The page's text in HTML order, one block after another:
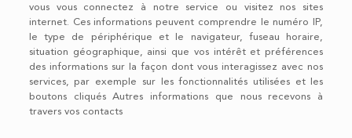
vous vous connectez à notre service ou visitez nos sites
internet. Ces informations peuvent comprendre le numéro IP,
le type de périphérique et le navigateur, fuseau horaire,
situation géographique, ainsi que vos intérêt et préférences
des informations sur la façon dont vous interagissez avec nos
services, par exemple sur les fonctionnalités utilisées et les
boutons cliqués Autres informations que nous recevons à
travers vos contacts